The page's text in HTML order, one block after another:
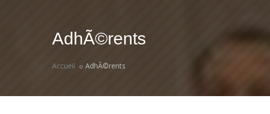
AdhÃ©rents
Accueil AdhÃ©rents